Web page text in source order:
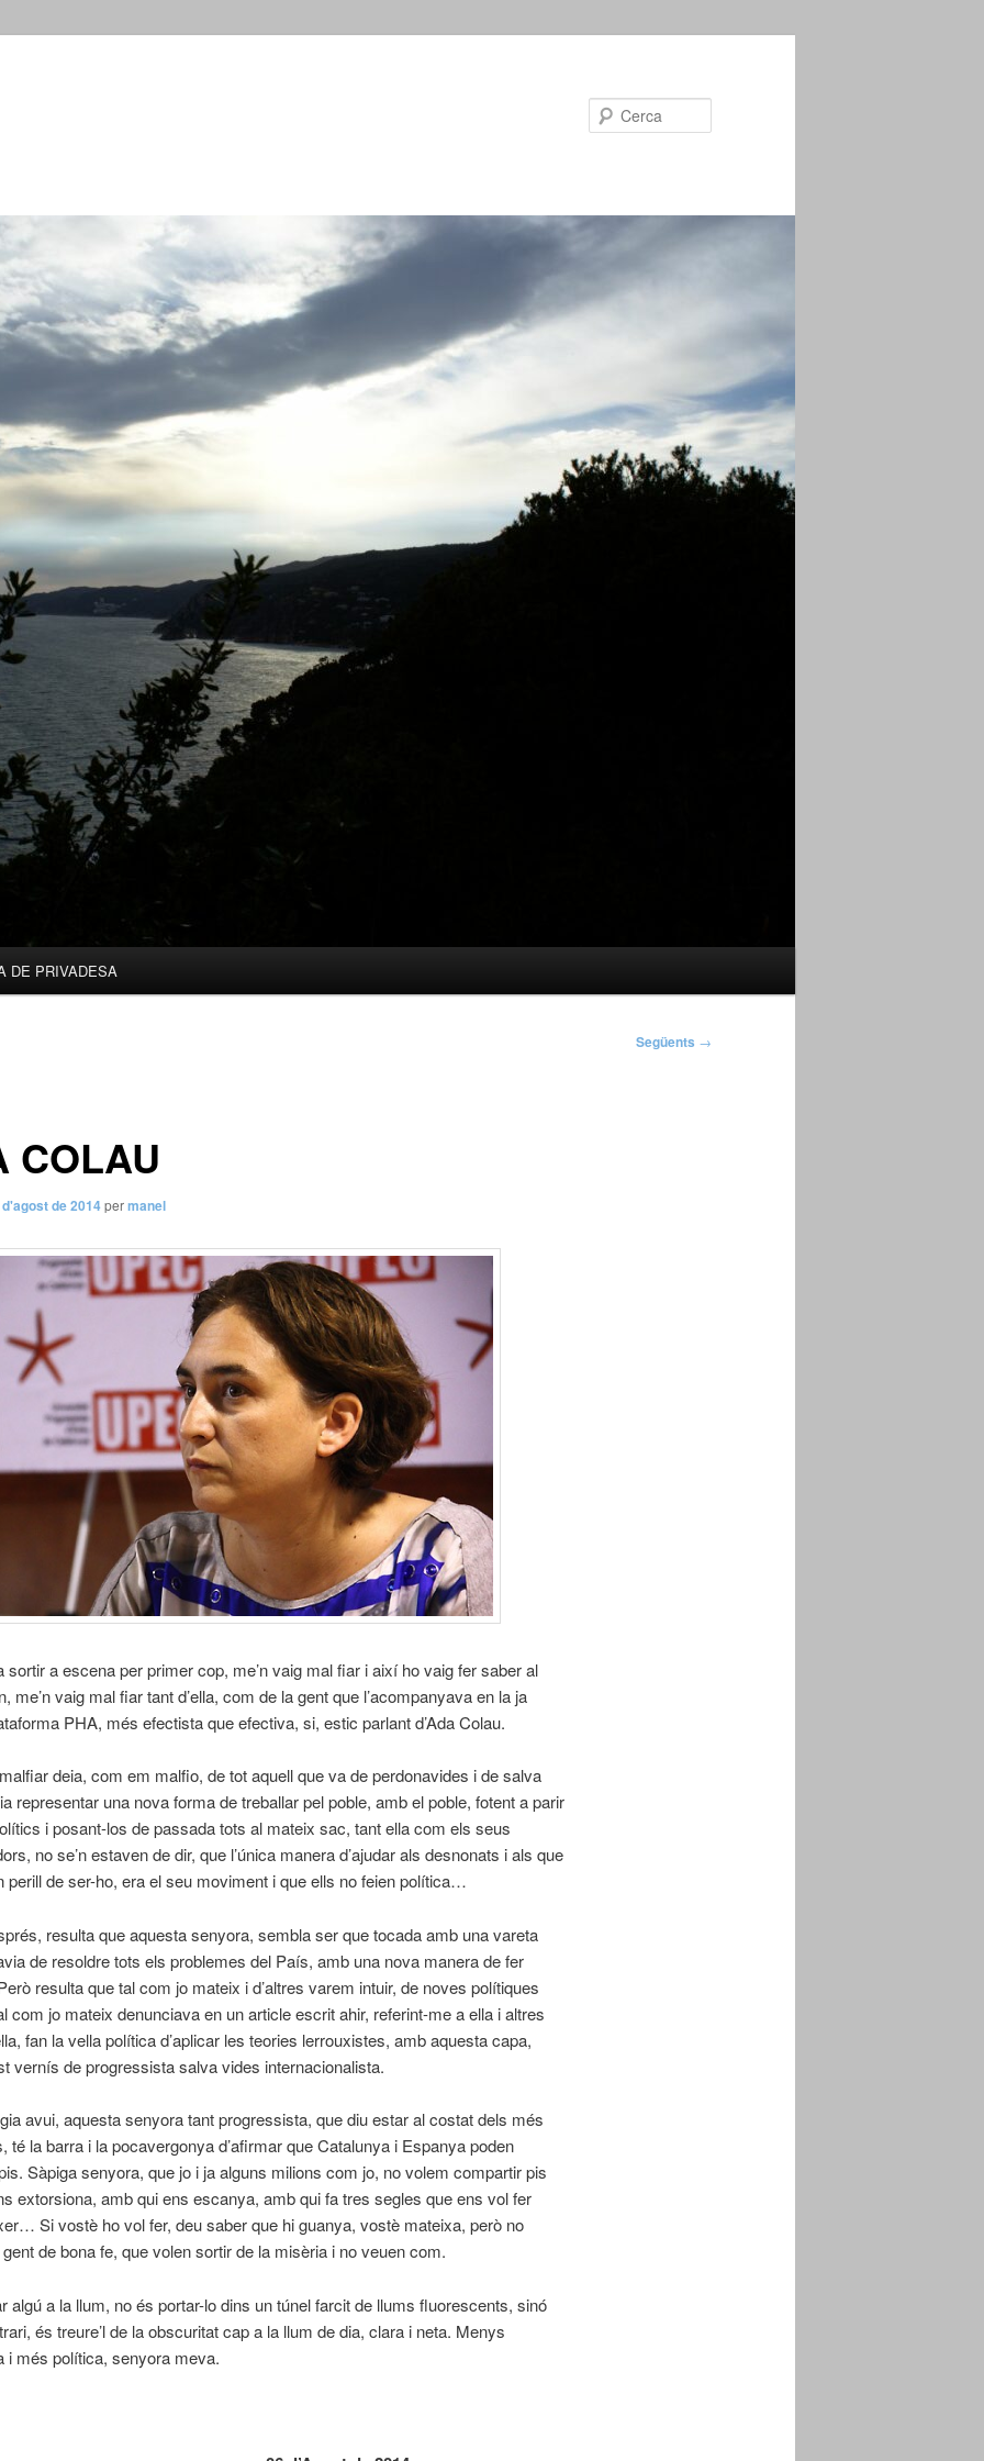
DE PRIVADESA
Següents →
COLAU
de 2014permanel
sortir a escena per primer cop, me’n vaig mal fiar i així ho vaig fer saber al
me’n vaig mal fiar tant d’ella, com de la gent que l’acompanyava en la ja
PHA, més efectista que efectiva, si, estic parlant d’Ada Colau.
deia, com em malfio, de tot aquell que va de perdonavides i de salva
representar una nova forma de treballar pel poble, amb el poble, fotent a parir
i posant-los de passada tots al mateix sac, tant ella com els seus
no se’n estaven de dir, que l’única manera d’ajudar als desnonats i als que
perill de ser-ho, era el seu moviment i que ells no feien política…
resulta que aquesta senyora, sembla ser que tocada amb una vareta
de resoldre tots els problemes del País, amb una nova manera de fer
resulta que tal com jo mateix i d’altres varem intuir, de noves polítiques
com jo mateix denunciava en un article escrit ahir, referint-me a ella i altres
fan la vella política d’aplicar les teories lerrouxistes, amb aquesta capa,
vernís de progressista salva vides internacionalista.
avui, aquesta senyora tant progressista, que diu estar al costat dels més
té la barra i la pocavergonya d’afirmar que Catalunya i Espanya poden
Sàpiga senyora, que jo i ja alguns milions com jo, no volem compartir pis
extorsiona, amb qui ens escanya, amb qui fa tres segles que ens vol fer
Si vostè ho vol fer, deu saber que hi guanya, vostè mateixa, però no
de bona fe, que volen sortir de la misèria i no veuen com.
algú a la llum, no és portar-lo dins un túnel farcit de llums fluorescents, sinó
és treure’l de la obscuritat cap a la llum de dia, clara i neta. Menys
i més política, senyora meva.